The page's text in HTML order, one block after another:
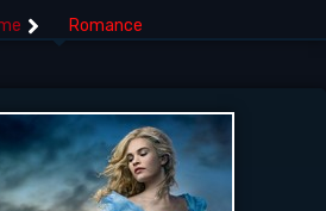
Romance